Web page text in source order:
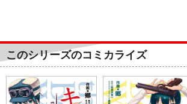
このシリーズのコミカライズ